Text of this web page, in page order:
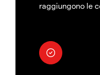
raggiungono le